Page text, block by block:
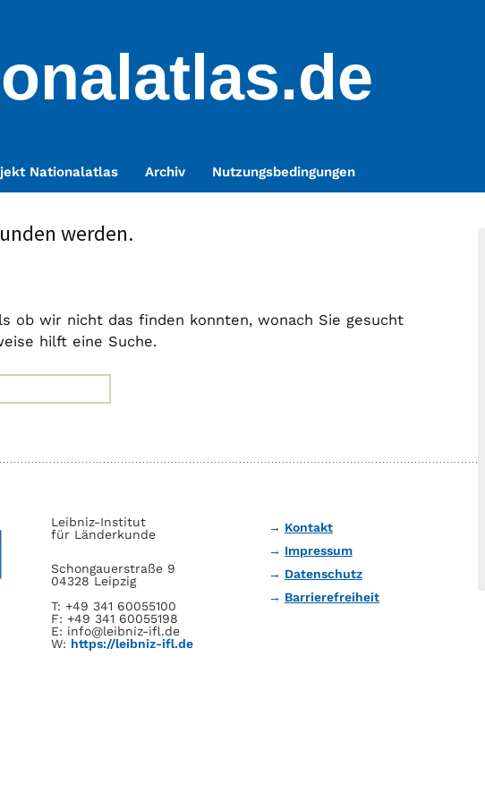
Nationalatlas Archiv Nutzungsbedingungen
werden.
ob wir nicht das finden konnten, wonach Sie gesucht
hilft eine Suche.
Leibniz-Institut
für Länderkunde
Schongauerstraße 9
04328 Leipzig
T: +49 341 60055100
F: +49 341 60055198
E: info@leibniz-ifl.de
W: https://leibniz-ifl.de
Kontakt
Impressum
Datenschutz
Barrierefreiheit